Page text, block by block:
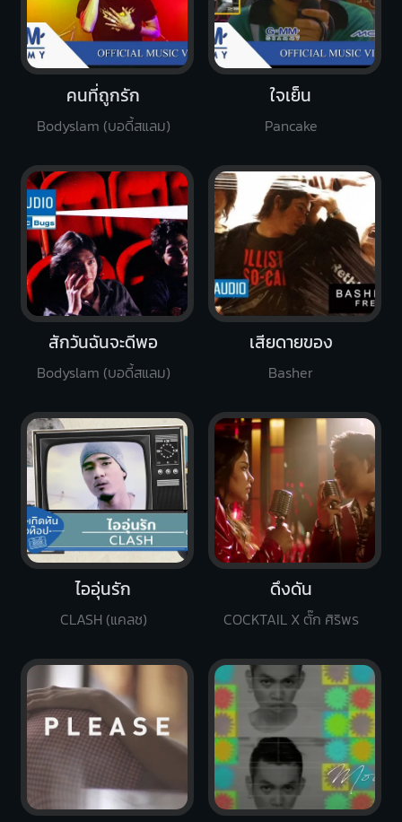
คนที่ถูกรัก
Bodyslam (บอดี้สแลม)
ใจเย็น
Pancake
สักวันฉันจะดีพอ
Bodyslam (บอดี้สแลม)
เสียดายของ
Basher
ไออุ่นรัก
CLASH (แคลช)
ดึงดัน
COCKTAIL X ตั๊ก ศิริพร